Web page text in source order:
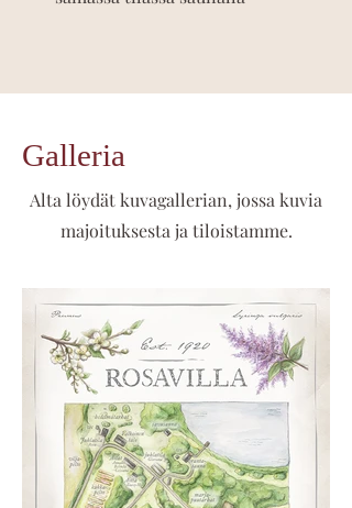
Galleria
Alta löydät kuvagallerian, jossa kuvia
majoituksesta ja tiloistamme.